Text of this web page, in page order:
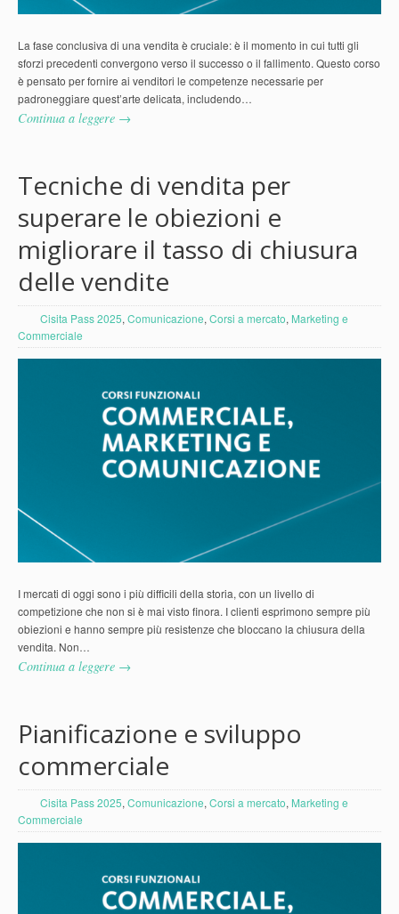
La fase conclusiva di una vendita è cruciale: è il momento in cui tutti gli
sforzi precedenti convergono verso il successo o il fallimento. Questo corso
è pensato per fornire ai venditori le competenze necessarie per
padroneggiare quest’arte delicata, includendo…
Continua a leggere →
Tecniche di vendita per
superare le obiezioni e
migliorare il tasso di chiusura
delle vendite
Cisita Pass 2025,Comunicazione,Corsi a mercato, Marketing e
Commerciale
I mercati di oggi sono i più difficili della storia, con un livello di
competizione che non si è mai visto finora. I clienti esprimono sempre più
obiezioni e hanno sempre più resistenze che bloccano la chiusura della
vendita. Non…
Continua a leggere →
Pianificazione e sviluppo
commerciale
Cisita Pass 2025, Comunicazione, Corsi a mercato, Marketing e
Commerciale